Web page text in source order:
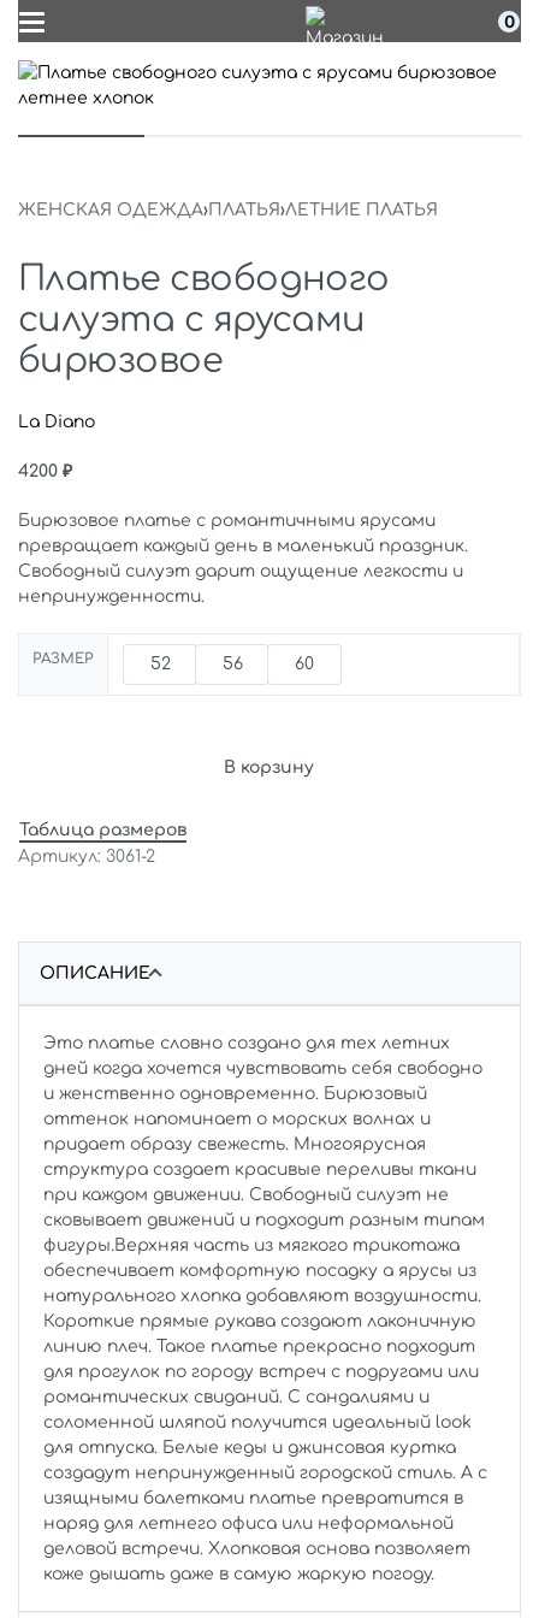
0
ЖЕНСКАЯ ОДЕЖДА›ПЛАТЬЯ›ЛЕТНИЕ ПЛАТЬЯ
Платье свободного
силуэта с ярусами
бирюзовое
La Diano
4200 ₽
Бирюзовое платье с романтичными ярусами
превращает каждый день в маленький праздник.
Свободный силуэт дарит ощущение легкости и
непринужденности.
РАЗМЕР 52 56 60
В корзину
Таблица размеров
3061-2
ОПИСАНИЕ
Это платье словно создано для тех летних
дней когда хочется чувствовать себя свободно
и женственно одновременно. Бирюзовый
оттенок напоминает о морских волнах и
придает образу свежесть. Многоярусная
структура создает красивые переливы ткани
при каждом движении. Свободный силуэт не
сковывает движений и подходит разным типам
фигуры.Верхняя часть из мягкого трикотажа
обеспечивает комфортную посадку а ярусы из
натурального хлопка добавляют воздушности.
Короткие прямые рукава создают лаконичную
линию плеч. Такое платье прекрасно подходит
для прогулок по городу встреч с подругами или
романтических свиданий. С сандалиями и
соломенной шляпой получится идеальный look
для отпуска. Белые кеды и джинсовая куртка
создадут непринужденный городской стиль. А с
изящными балетками платье превратится в
наряд для летнего офиса или неформальной
деловой встречи. Хлопковая основа позволяет
коже дышать даже в самую жаркую погоду.